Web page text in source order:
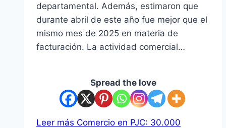
departamental. Además, estimaron que
durante abril de este año fue mejor que el
mismo mes de 2025 en materia de
facturación. La actividad comercial…
Spread the love
Leer más Comercio en PJC: 30.000